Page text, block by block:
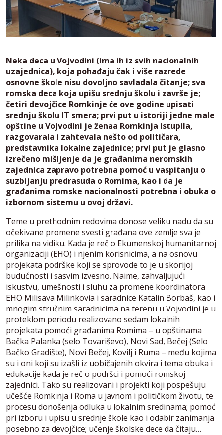
Neka deca u Vojvodini (ima ih iz svih nacionalnih
uzajednica), koja pohađaju čak i više razrede
osnovne škole nisu dovoljno savladala čitanje; sva
romska deca koja upišu srednju školu i završe je;
četiri devojčice Romkinje će ove godine upisati
srednju školu IT smera; prvi put u istoriji jedne male
opštine u Vojvodini je ženaa Romkinja istupila,
razgovarala i zahtevala nešto od političara,
predstavnika lokalne zajednice; prvi put je glasno
izrečeno mišljenje da je građanima neromskih
zajednica zapravo potrebna pomoć u vaspitanju o
suzbijanju predrasuda o Romima, kao i da je
građanima romske nacionalnosti potrebna i obuka o
izbornom sistemu u ovoj državi.
Teme u prethodnim redovima donose veliku nadu da su
očekivane promene svesti građana ove zemlje sva je
prilika na vidiku. Kada je reč o Ekumenskoj humanitarnoj
organizaciji (EHO) i njenim korisnicima, a na osnovu
projekata podrške koji se sprovode to je u skorijoj
budućnosti i sasvim izvesno. Naime, zahvaljujući
iskustvu, umešnosti i sluhu za promene koordinatora
EHO Milisava Milinkovia i saradnice Katalin Borbaš, kao i
mnogim stručnim saradnicima na terenu u Vojvodini je u
proteklom periodu realizovano sedam lokalnih
projekata pomoći građanima Romima – u opštinama
Bačka Palanka (selo Tovariševo), Novi Sad, Bečej (Selo
Bačko Gradište), Novi Bečej, Kovilj i Ruma – među kojima
su i oni koji su izašli iz uobičajenih okvira i tema obuka i
edukacije kada je reč o podršci i pomoći romskoj
zajednici. Tako su realizovani i projekti koji pospešuju
učešće Romkinja i Roma u javnom i političkom životu, te
procesu donošenja odluka u lokalnim sredinama; pomoć
pri izboru i upisu u srednje škole kao i odabir zanimanja
posebno za devojčice; učenje školske dece da čitaju…